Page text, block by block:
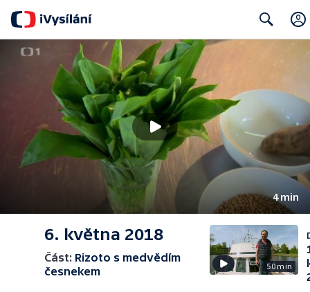
4 min
6. května 2018
Část: Rizoto s medvědím
česnekem
50 min